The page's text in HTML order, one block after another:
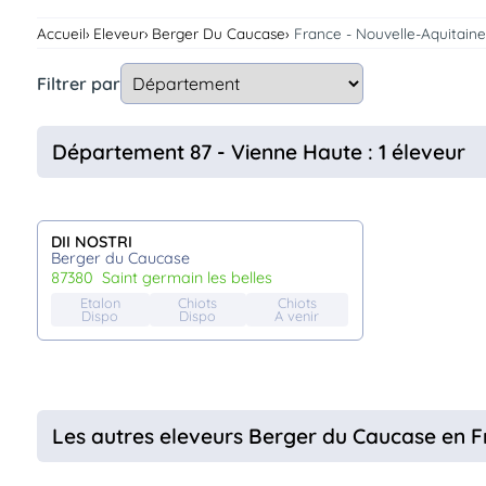
Connexion
Accueil Eleveur Berger Du Caucase France - Nouvelle-Aquitaine
Filtrer par
Département 87 - Vienne Haute : 1 éleveur
DII NOSTRI
Berger du Caucase
87380
saint germain les belles
Etalon
Dispo
Chiots
Dispo
Chiots
A venir
Les autres eleveurs Berger du Caucase en